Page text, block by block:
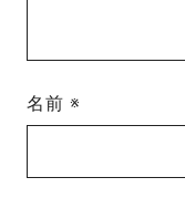
名前※